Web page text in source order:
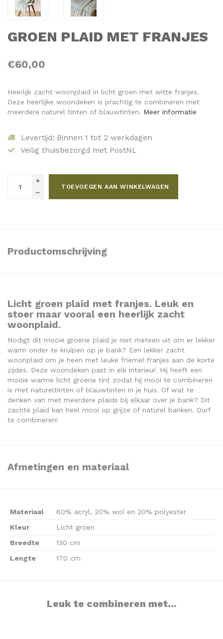
GROEN PLAID MET FRANJES
€60,00
Heerlijk zacht woonplaid in licht groen met witte franjes.
Deze heerlijke woondeken is prachtig te combineren met
meerdere naturel tinten of blauwtinten. Meer informatie
Levertijd: Binnen 1 tot 2 werkdagen
Veilig thuisbezorgd met PostNL
TOEVOEGEN AAN WINKELWAGEN
Productomschrijving
Licht groen plaid met franjes. Leuk en
stoer maar vooral een heerlijk zacht
woonplaid.
Nodigt dit mooie groene plaid je niet meteen uit om er lekker
warm onder te kruipen op je bank? Een lekker zacht
woonplaid om je heen met leuke friemel franjes aan de korte
zijdes. Deze woondeken past in elk interieur. Hij heeft een
mooie warme licht groene tint zodat hij mooi te combineren
is met natureltinten of blauwtinten in je huis. Of wat te
denken van met meerdere plaids bij elkaar over je bank? Dit
zachte plaid kan heel mooi op grijze of naturel banken. Durf
te combineren!
Afmetingen en materiaal
Materiaal
60% acryl, 20% wol en 20% polyester
Kleur
Licht groen
Breedte
130 cm
Lengte
170 cm
Leuk te combineren met...